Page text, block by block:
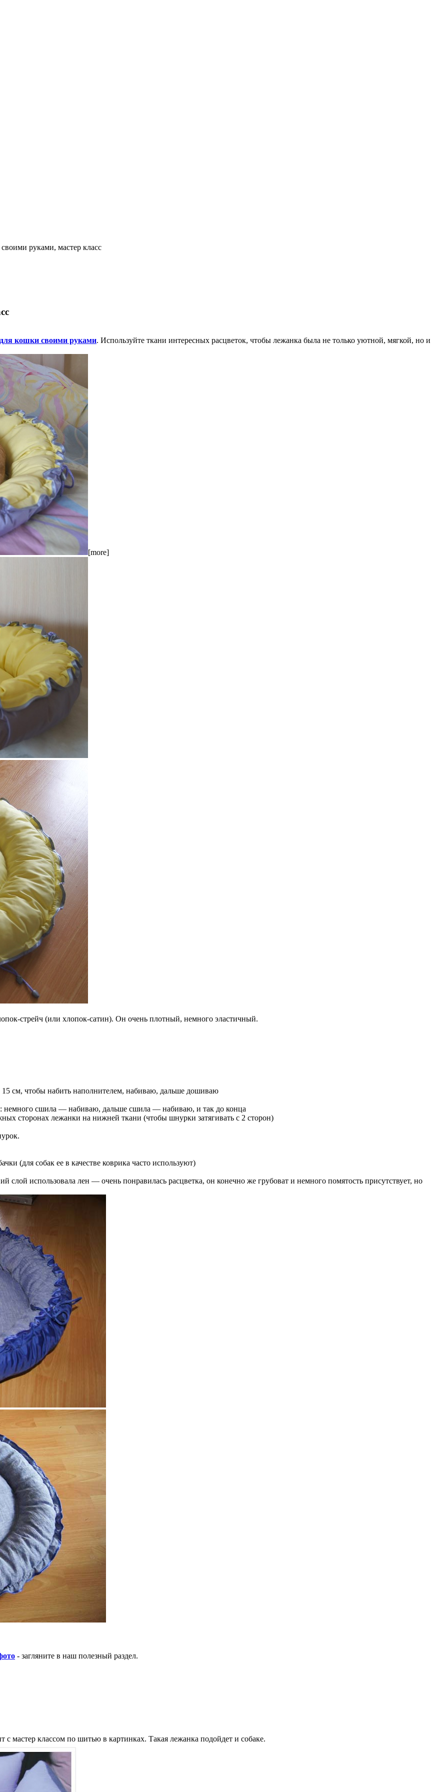
руками, мастер класс
кошки своими руками. Используйте ткани интересных расцветок, чтобы лежанка была не только уютной, мягкой, но и
[more]
стрейч (или хлопок-сатин). Он очень плотный, немного эластичный.
см, чтобы набить наполнителем, набиваю, дальше дошиваю
немного сшила — набиваю, дальше сшила — набиваю, и так до конца
сторонах лежанки на нижней ткани (чтобы шнурки затягивать с 2 сторон)
(для собак ее в качестве коврика часто используют)
слой использовала лен — очень понравилась расцветка, он конечно же грубоват и немного помятость присутствует, но
- загляните в наш полезный раздел.
мастер классом по шитью в картинках. Такая лежанка подойдет и собаке.